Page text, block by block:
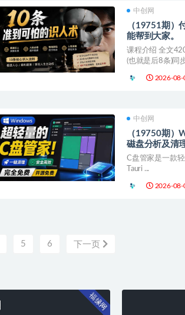
中创网
（19751期）
能帮到大家。
课程介绍 全文
(也就是后8条)同
2026-08-
中创网
（19750期）
磁盘分析及清
C盘管家是一款
Tauri ...
2026-08-
5 6 下一页
福缘网